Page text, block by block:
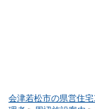
会津若松市の県営住